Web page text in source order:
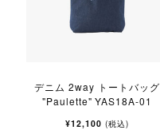
デニム 2way トートバッグ
"Paulette" YAS18A-01
¥12,100 (税込)